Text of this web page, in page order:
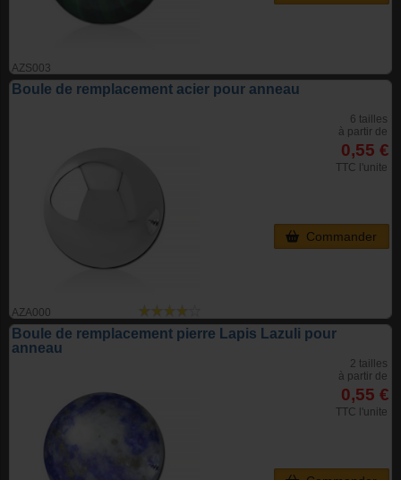
AZS003
Boule de remplacement acier pour anneau
AZA000
6 tailles
à partir de
0,55 €
TTC l'unite
Commander
Boule de remplacement pierre Lapis Lazuli pour
anneau
2 tailles
à partir de
0,55 €
TTC l'unite